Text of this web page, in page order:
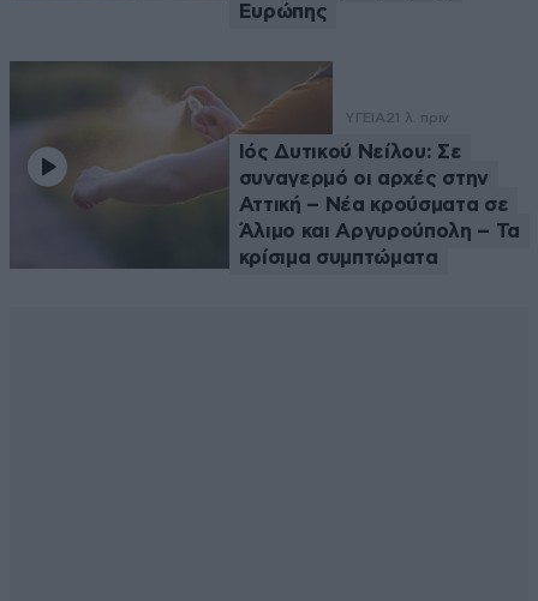
Ευρώπης
ΥΓΕΙΑ21 λ. πριν
Ιός Δυτικού Νείλου: Σε
συναγερμό οι αρχές στην
Αττική – Νέα κρούσματα σε
Άλιμο και Αργυρούπολη – Τα
κρίσιμα συμπτώματα